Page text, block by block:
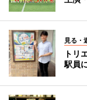
見る・
トリ
駅員